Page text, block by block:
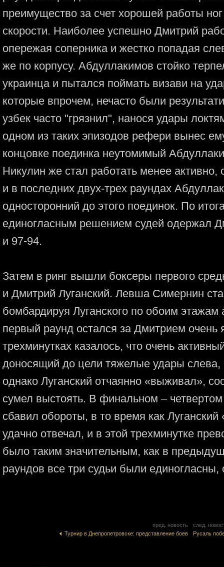
преимущество за счет хорошей работы
скорости. Наиболее успешно Дмитрий
опережая соперника и жестко попадая
же по корпусу. Абдуллакимов стойко
украинца и пытался поймать визави на
которые впрочем, нечасто были
узбек часто "грязнил", нанося удары
одном из таких эпизодов рефери вынес
концовке поединка неутомимый
Никулин же стал работать менее
и в последних двух-трех раундах
односторонний до этого поединок. По
единогласным решением судей одержал
и 97-94.
Затем в ринг вышли боксеры первого
и Дмитрий Луганский. Левша Симернин
бомбардируя Луганского по обоим
первый раунд остался за Дмитрием очень
трехминутках казалось, что очень
доносящий до цели тяжелые удары слева,
однако Луганский отчаянно «выживал»,
сумел выстоять. В финальном –
сбавил обороты, в то время как
удачно отвечал, и в этой трехминутке
было таким значительным, как в
раундов все три судьи были
пред. новость
Турнир в Днепропетровске: представление боев
след.
Русаль